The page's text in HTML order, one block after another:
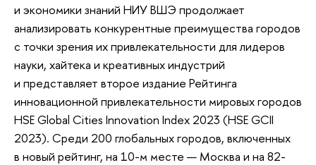
и экономики знаний НИУ ВШЭ продолжает
анализировать конкурентные преимущества городов
с точки зрения их привлекательности для лидеров
науки, хайтека и креативных индустрий
и представляет второе издание Рейтинга
инновационной привлекательности мировых городов
HSE Global Cities Innovation Index 2023 (HSE GCII
2023). Среди 200 глобальных городов, включенных
в новый рейтинг, на 10-м месте — Москва и на 82-